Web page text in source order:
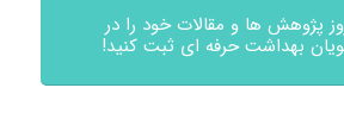
پژوهش ها و مقالات خود را در
بهداشت حرفه ای ثبت کنید!